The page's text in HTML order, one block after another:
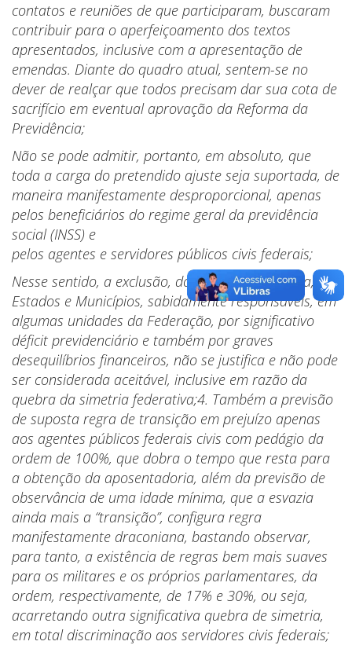
contatos e reuniões de que participaram, buscaram
contribuir para o aperfeiçoamento dos textos
apresentados, inclusive com a apresentação de
emendas. Diante do quadro atual, sentem-se no
dever de realçar que todos precisam dar sua cota de
sacrifício em eventual aprovação da Reforma da
Previdência;
Não se pode admitir, portanto, em absoluto, que
toda a carga do pretendido ajuste seja suportada, de
maneira manifestamente desproporcional, apenas
pelos beneficiários do regime geral da previdência
social (INSS) e
pelos agentes e servidores públicos civis federais;
Nesse sentido, a exclusão, do âmbito da reforma, de
Estados e Municípios, sabidamente responsáveis, em
algumas unidades da Federação, por significativo
déficit previdenciário e também por graves
desequilíbrios financeiros, não se justifica e não pode
ser considerada aceitável, inclusive em razão da
quebra da simetria federativa;4. Também a previsão
de suposta regra de transição em prejuízo apenas
aos agentes públicos federais civis com pedágio da
ordem de 100%, que dobra o tempo que resta para
a obtenção da aposentadoria, além da previsão de
observância de uma idade mínima, que a esvazia
ainda mais a “transição”, configura regra
manifestamente draconiana, bastando observar,
para tanto, a existência de regras bem mais suaves
para os militares e os próprios parlamentares, da
ordem, respectivamente, de 17% e 30%, ou seja,
acarretando outra significativa quebra de simetria,
em total discriminação aos servidores civis federais;